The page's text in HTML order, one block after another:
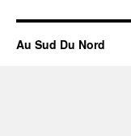
Au Sud Du Nord